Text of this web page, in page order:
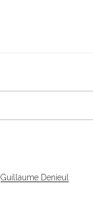
Guillaume Denieul